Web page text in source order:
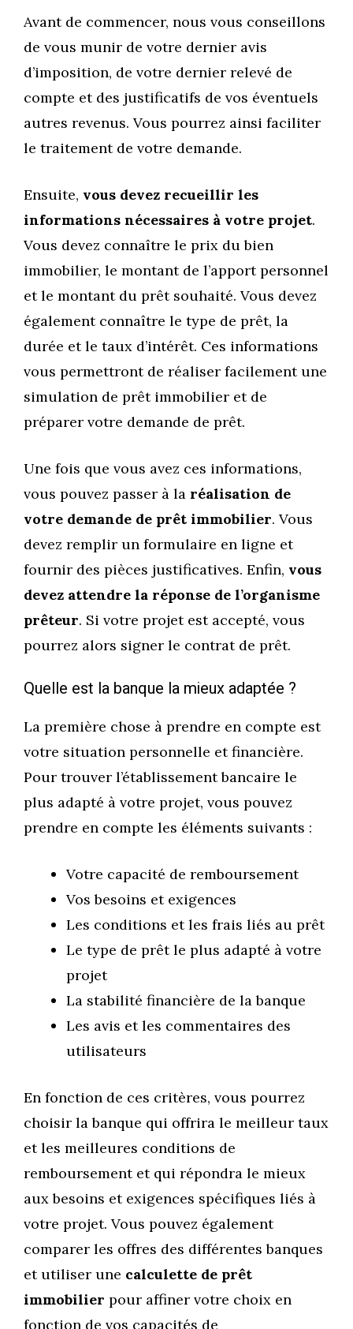
Avant de commencer, nous vous conseillons
de vous munir de votre dernier avis
d’imposition, de votre dernier relevé de
compte et des justificatifs de vos éventuels
autres revenus. Vous pourrez ainsi faciliter
le traitement de votre demande.
Ensuite, vous devez recueillir les
informations nécessaires à votre projet.
Vous devez connaître le prix du bien
immobilier, le montant de l’apport personnel
et le montant du prêt souhaité. Vous devez
également connaître le type de prêt, la
durée et le taux d’intérêt. Ces informations
vous permettront de réaliser facilement une
simulation de prêt immobilier et de
préparer votre demande de prêt.
Une fois que vous avez ces informations,
vous pouvez passer à la réalisation de
votre demande de prêt immobilier. Vous
devez remplir un formulaire en ligne et
fournir des pièces justificatives. Enfin, vous
devez attendre la réponse de l’organisme
prêteur. Si votre projet est accepté, vous
pourrez alors signer le contrat de prêt.
Quelle est la banque la mieux adaptée ?
La première chose à prendre en compte est
votre situation personnelle et financière.
Pour trouver l’établissement bancaire le
plus adapté à votre projet, vous pouvez
prendre en compte les éléments suivants :
Votre capacité de remboursement
Vos besoins et exigences
Les conditions et les frais liés au prêt
Le type de prêt le plus adapté à votre
projet
La stabilité financière de la banque
Les avis et les commentaires des
utilisateurs
En fonction de ces critères, vous pourrez
choisir la banque qui offrira le meilleur taux
et les meilleures conditions de
remboursement et qui répondra le mieux
aux besoins et exigences spécifiques liés à
votre projet. Vous pouvez également
comparer les offres des différentes banques
et utiliser une calculette de prêt
immobilier pour affiner votre choix en
fonction de vos capacités de